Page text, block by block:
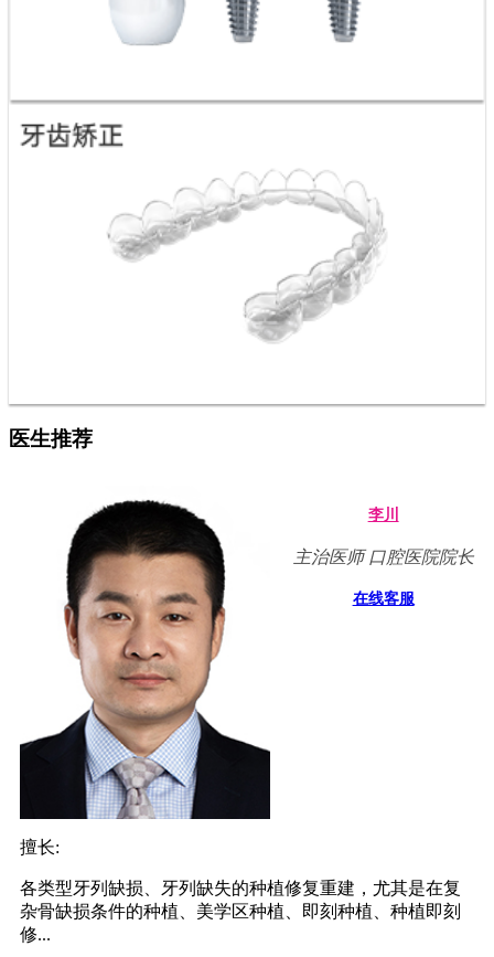
医生推荐
李川
主治医师 口腔医院院长
在线客服
擅长:
各类型牙列缺损、牙列缺失的种植修复重建，尤其是在复
杂骨缺损条件的种植、美学区种植、即刻种植、种植即刻
修...